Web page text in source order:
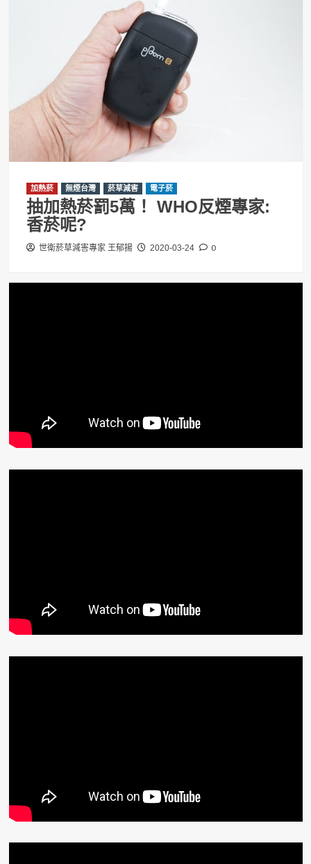
加熱菸 無煙台灣 菸草減害 電子菸
抽加熱菸罰5萬！ WHO反煙專家:
香菸呢?
世衛菸草減害專家 王郁揚 2020-03-24 0